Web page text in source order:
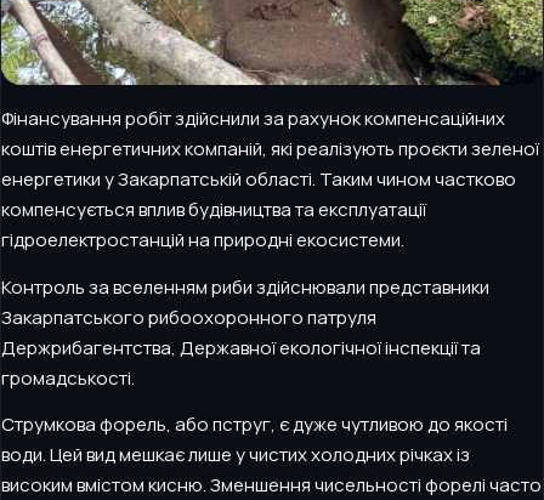
Фінансування робіт здійснили за рахунок компенсаційних
коштів енергетичних компаній, які реалізують проєкти зеленої
енергетики у Закарпатській області. Таким чином частково
компенсується вплив будівництва та експлуатації
гідроелектростанцій на природні екосистеми.
Контроль за вселенням риби здійснювали представники
Закарпатського рибоохоронного патруля
Держрибагентства, Державної екологічної інспекції та
громадськості.
Струмкова форель, або пструг, є дуже чутливою до якості
води. Цей вид мешкає лише у чистих холодних річках із
високим вмістом кисню. Зменшення чисельності форелі часто